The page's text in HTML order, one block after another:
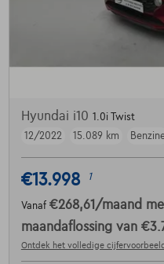
Hyundai i10 1.0i Twist
12/2022
15.089 km
€13.998 1
Vanaf €268,61 /maand
maandaflossing van
Ontdek het volledige cijfervoorbeeld